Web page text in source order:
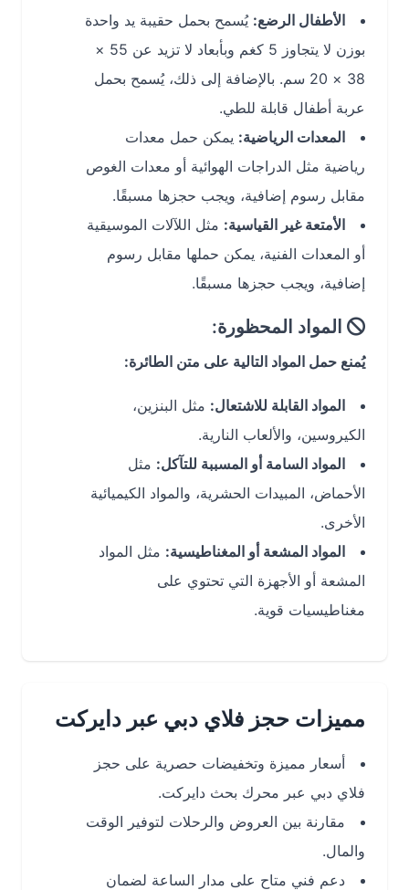
الأطفال الرضع:يُسمح بحمل حقيبة يد واحدة
بوزن لا يتجاوز 5 كغم وبأبعاد لا تزيد عن 55 ×
38 × 20 سم. بالإضافة إلى ذلك، يُسمح بحمل
عربة أطفال قابلة للطي.
المعدات الرياضية:يمكن حمل معدات
رياضية مثل الدراجات الهوائية أو معدات الغوص
مقابل رسوم إضافية، ويجب حجزها مسبقًا.
الأمتعة غير القياسية:مثل اللآلات الموسيقية
أو المعدات الفنية، يمكن حملها مقابل رسوم
إضافية، ويجب حجزها مسبقًا.
المواد المحظورة:
يُمنع حمل المواد التالية على متن الطائرة:
المواد القابلة للاشتعال:مثل البنزين،
الكيروسين، والألعاب النارية.
المواد السامة أو المسببة للتآكل:مثل
الأحماض، المبيدات الحشرية، والمواد الكيميائية
الأخرى.
المواد المشعة أو المغناطيسية:مثل المواد
المشعة أو الأجهزة التي تحتوي على
مغناطيسيات قوية.
مميزات حجز فلاي دبي عبر دايركت
أسعار مميزة وتخفيضات حصرية على حجز
فلاي دبي عبر محرك بحث دايركت.
مقارنة بين العروض والرحلات لتوفير الوقت
والمال.
دعم فني متاح على مدار الساعة لضمان